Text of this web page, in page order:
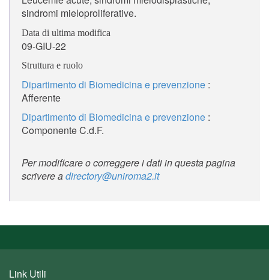
sindromi mieloproliferative.
Data di ultima modifica
09-GIU-22
Struttura e ruolo
Dipartimento di Biomedicina e prevenzione :
Afferente
Dipartimento di Biomedicina e prevenzione :
Componente C.d.F.
Per modificare o correggere i dati in questa pagina
scrivere adirectory@uniroma2.it
Link Utili